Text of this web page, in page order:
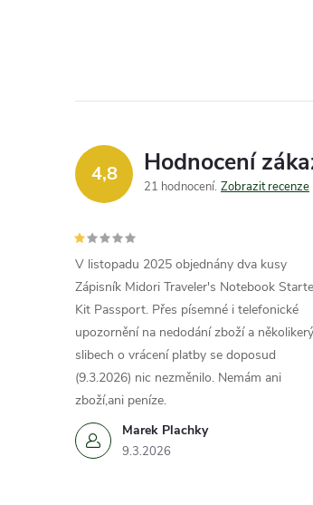
4,8 Hodnocení
21 hodnocení Zobrazit recenze
Marek Plachky
9.3.2026
V listopadu 2025 objednány dva kusy
Zápisník Midori Traveler's Notebook
Kit Passport. Přes písemné i telefonické
upozornění na nedodání zboží a
slibech o vrácení platby se doposud
(9.3.2026) nic nezměnilo. Nemám ani
zboží,ani peníze.